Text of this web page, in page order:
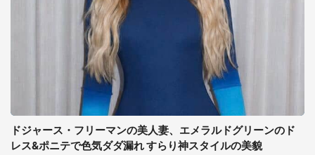
ドジャース・フリーマンの美人妻、エメラルドグリーンのド
レス&ポニテで色気ダダ漏れ すらり神スタイルの美貌